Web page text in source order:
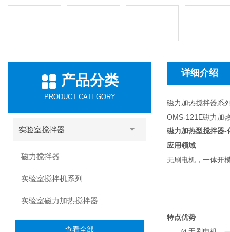
产品分类
PRODUCT CATEGORY
实验室搅拌器
磁力搅拌器
实验室搅拌机系列
实验室磁力加热搅拌器
查看全部
详细介绍
磁力加热搅拌器系
OMS-121E磁力加
磁力加热型搅拌器-
应用领域
无刷电机，一体开
特点优势